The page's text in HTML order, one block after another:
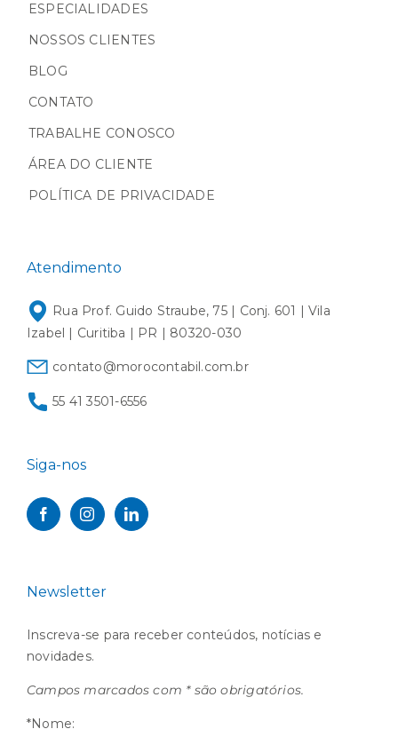
ESPECIALIDADES
NOSSOS CLIENTES
BLOG
CONTATO
TRABALHE CONOSCO
ÁREA DO CLIENTE
POLÍTICA DE PRIVACIDADE
Atendimento
Rua Prof. Guido Straube, 75 | Conj. 601 | Vila
Izabel | Curitiba | PR | 80320-030
contato@morocontabil.com.br
55 41 3501-6556
Siga-nos
Newsletter
Inscreva-se para receber conteúdos, notícias e
novidades.
Campos marcados com * são obrigatórios.
*Nome: